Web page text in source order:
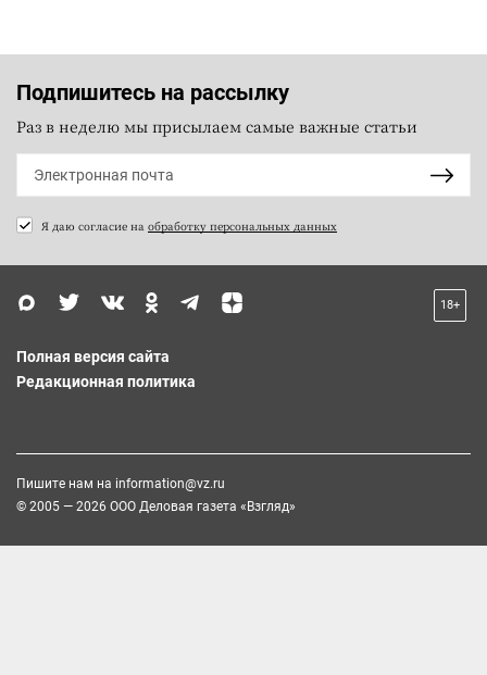
Подпишитесь на рассылку
Раз в неделю мы присылаем самые важные статьи
Я даю согласие на обработку персональных данных
18+
Полная версия сайта
Редакционная политика
Пишите нам на information@vz.ru
© 2005 — 2026 ООО Деловая газета «Взгляд»